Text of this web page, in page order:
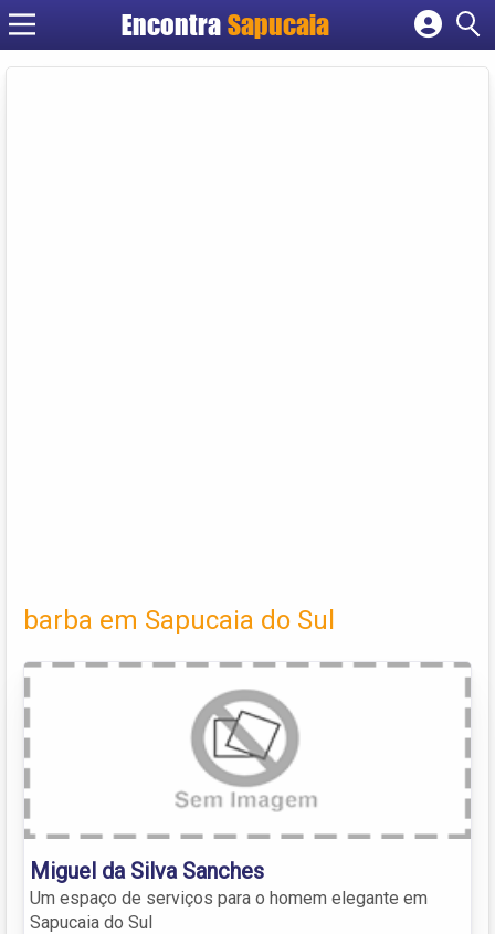
Encontra
Cadastrar empresa
barba em Sapucaia do Sul
Miguel da Silva Sanches
Um espaço de serviços para o homem elegante em
Sapucaia do Sul